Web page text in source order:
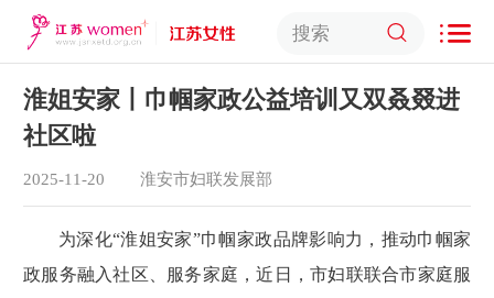
淮姐安家丨巾帼家政公益培训又双叒叕进
社区啦
2025-11-20 淮安市妇联发展部
为深化“淮姐安家”巾帼家政品牌影响力，推动巾帼家
政服务融入社区、服务家庭，近日，市妇联联合市家庭服